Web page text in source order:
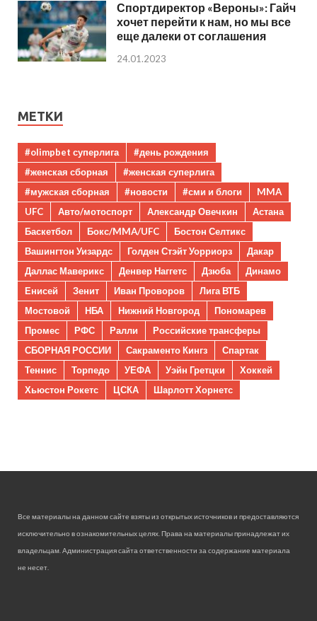
Спортдиректор «Вероны»: Гайч
хочет перейти к нам, но мы все
еще далеки от соглашения
24.01.2023
МЕТКИ
#olimpbet суперлига
#день рождения
#женская сборная
#женская суперлига
#мужская сборная
#новости #сми и блоги
MMA
UFC
Авто/мотоспорт Александр Овечкин
Астана
Баскетбол
Бокс/MMA/UFC
Бостон Селтикс
Вашингтон Уизардс
Голден Стэйт Уорриорз
Дакар
Даллас Маверикс
Денвер Наггетс Дзюба
Динамо
Енисей
Зенит Иван Проворов
Лига ВТБ
Мостовой
НБА Нижний Новгород
Пономарев
Промес
РФС Ралли
Российские трансферы
СБОРНАЯ РОССИИ
Сакраменто Кингз
Спартак
Теннис
Торпедо УЕФА Уэйн Гретцки
Хоккей
Хьюстон Рокетс
ЦСКА Шарлотт Хорнетс
Все материалы на данном сайте взяты из открытых источников и предоставляются
исключительно в ознакомительных целях. Права на материалы принадлежат их
владельцам. Администрация сайта ответственности за содержание материала
не несет.